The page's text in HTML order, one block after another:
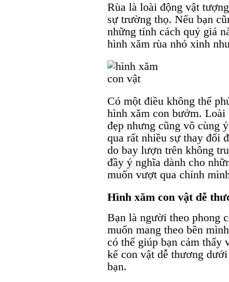
Rùa là loài động vật
sự trường thọ. Nếu bạn
những tính cách quý giá
hình xăm rùa nhỏ xinh
Có một điều không thể
hình xăm con bướm. Loài
đẹp nhưng cũng vô cùng
qua rất nhiều sự thay đổi
do bay lượn trên không
đầy ý nghĩa dành cho
muốn vượt qua chính
Hình xăm con vật dễ
Bạn là người theo phong
muốn mang theo bên
có thể giúp bạn cảm
kế con vật dễ thương
bạn.